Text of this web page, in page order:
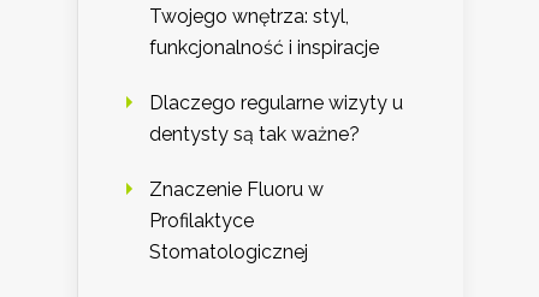
Twojego wnętrza: styl,
funkcjonalność i inspiracje
Dlaczego regularne wizyty u
dentysty są tak ważne?
Znaczenie Fluoru w
Profilaktyce
Stomatologicznej